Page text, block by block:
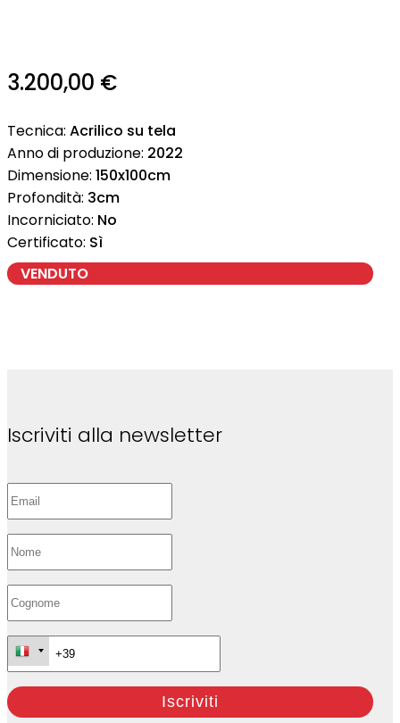
3.200,00 €
Tecnica: Acrilico su tela
Anno di produzione: 2022
Dimensione: 150x100cm
Profondità: 3cm
Incorniciato: No
Certificato: Sì
VENDUTO
Iscriviti alla newsletter